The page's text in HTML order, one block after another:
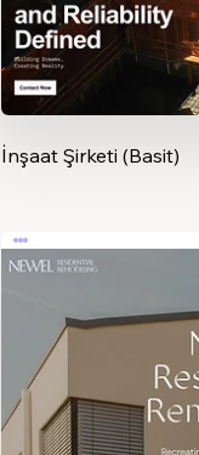
İnşaat Şirketi (Basit)